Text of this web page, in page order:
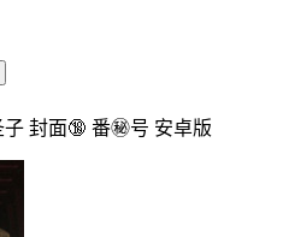
封面🔞 番㊙️号 安卓版